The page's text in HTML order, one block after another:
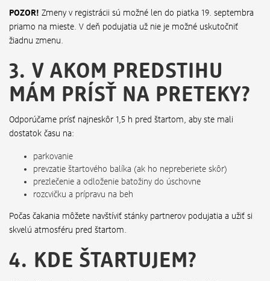
POZOR! Zmeny v registrácii sú možné len do piatka 19. septembra
priamo na mieste. V deň podujatia už nie je možné uskutočniť
žiadnu zmenu.
3. V AKOM PREDSTIHU
MÁM PRÍSŤ NA PRETEKY?
Odporúčame prísť najneskôr 1,5 h pred štartom, aby ste mali
dostatok času na:
parkovanie
prevzatie štartového balíka (ak ho nepreberiete skôr)
prezlečenie a odloženie batožiny do úschovne
rozcvičku a prípravu na beh
Počas čakania môžete navštíviť stánky partnerov podujatia a užiť si
skvelú atmosféru pred štartom.
4. KDE ŠTARTUJEM?